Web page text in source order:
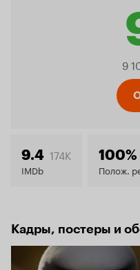
9
9.4 174K
IMDb
100%
Полож.
Кадры, постеры и